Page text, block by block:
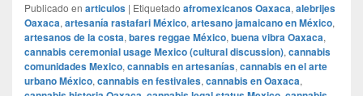
Publicado en articulos | Etiquetado afromexicanos Oaxaca, alebrijes
Oaxaca, artesanía rastafari México, artesano jamaicano en México,
artesanos de la costa, bares reggae México, buena vibra Oaxaca,
cannabis ceremonial usage Mexico (cultural discussion), cannabis
comunidades Mexico, cannabis en artesanías, cannabis en el arte
urbano México, cannabis en festivales, cannabis en Oaxaca,